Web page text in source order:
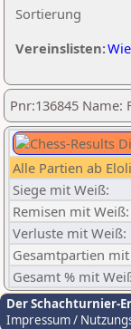
Sortierung
Vereinslisten:
Pnr:136845 Name:
Alle Partien ab
Siege mit Weiß:
Remisen mit Weiß:
Verluste mit Weiß:
Gesamtpartien
Gesamt % mit
Der Schachturnier-
Impressum /